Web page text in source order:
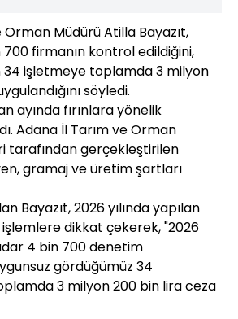
Orman Müdürü Atilla Bayazıt,
700 firmanın kontrol edildiğini,
34 işletmeye toplamda 3 milyon
söyledi.
ayında fırınlara yönelik
Adana İl Tarım ve Orman
tarafından gerçekleştirilen
gramaj ve üretim şartları
Bayazıt, 2026 yılında yapılan
dikkat çekerek, "2026
4 bin 700 denetim
gördüğümüz 34
3 milyon 200 bin lira ceza